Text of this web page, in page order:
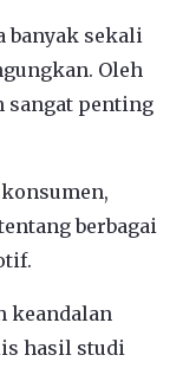
banyak sekali
Oleh
sangat penting
berbagai
keandalan
hasil studi